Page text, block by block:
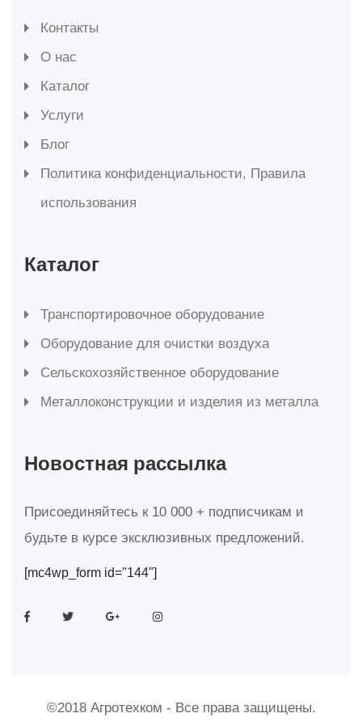
Контакты
О нас
Каталог
Услуги
Блог
Политика конфиденциальности, Правила
использования
Каталог
Транспортировочное оборудование
Оборудование для очистки воздуха
Сельскохозяйственное оборудование
Металлоконструкции и изделия из металла
Новостная рассылка
Присоединяйтесь к 10 000 + подписчикам и
будьте в курсе эксклюзивных предложений.
[mc4wp_form id="144"]
©2018 Агротехком - Все права защищены.